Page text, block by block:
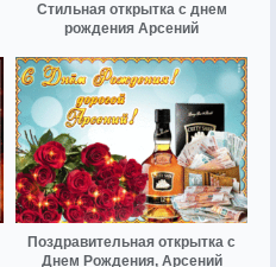
Стильная открытка с днем
рождения Арсений
Поздравительная открытка с
Днем Рождения, Арсений